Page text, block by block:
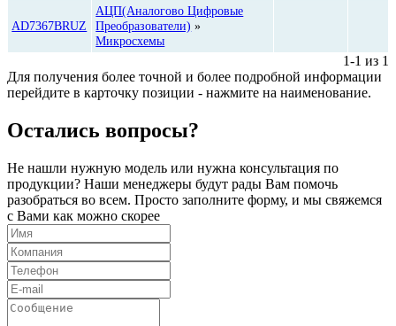
AD7367BRUZ
АЦП(Аналогово Цифровые
Преобразователи) »
Микросхемы
1-1 из 1
Для получения более точной и более подробной информации
перейдите в карточку позиции - нажмите на наименование.
Остались вопросы?
Не нашли нужную модель или нужна консультация по
продукции? Наши менеджеры будут рады Вам помочь
разобраться во всем. Просто заполните форму, и мы свяжемся
с Вами как можно скорее